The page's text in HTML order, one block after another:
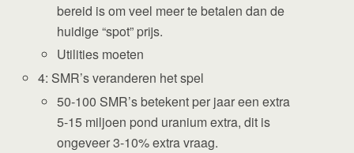
bereid is om veel meer te betalen dan de
huidige “spot” prijs.
Utilities moeten
4: SMR’s veranderen het spel
50-100 SMR’s betekent per jaar een extra
5-15 miljoen pond uranium extra, dit is
ongeveer 3-10% extra vraag.